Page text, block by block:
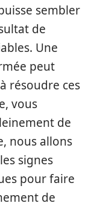
sembler
de
Une
peut
résoudre ces
vous
de
nous allons
signes
pour faire
de